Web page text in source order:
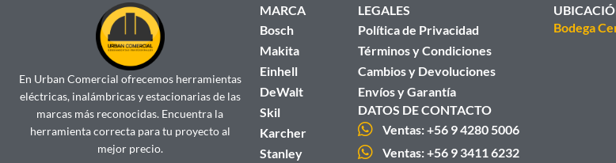
En Urban Comercial ofrecemos herramientas
eléctricas, inalámbricas y estacionarias de las
marcas más reconocidas. Encuentra la
herramienta correcta para tu proyecto al
mejor precio.
MARCA
Bosch
Makita
Einhell
DeWalt
Skil
Karcher
Stanley
LEGALES
Política de Privacidad
Términos y Condiciones
Cambios y Devoluciones
Envíos y Garantía
DATOS DE CONTACTO
Ventas: +56 9 4280 5006
Ventas: +56 9 3411 6232
Bodega